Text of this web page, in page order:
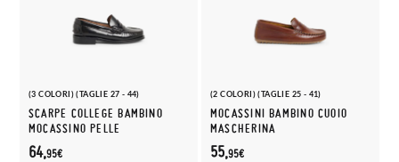
(3 COLORI) (TAGLIE 27 - 44)
SCARPE COLLEGE BAMBINO
MOCASSINO PELLE
64,95€
(2 COLORI) (TAGLIE 25 - 41)
MOCASSINI BAMBINO CUOIO
MASCHERINA
55,95€